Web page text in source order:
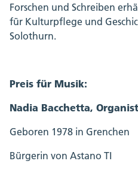
Forschen und Schreiben
für Kulturpflege und
Solothurn.
Preis für Musik:
Nadia Bacchetta,
Geboren 1978 in Grenchen
Bürgerin von Astano TI